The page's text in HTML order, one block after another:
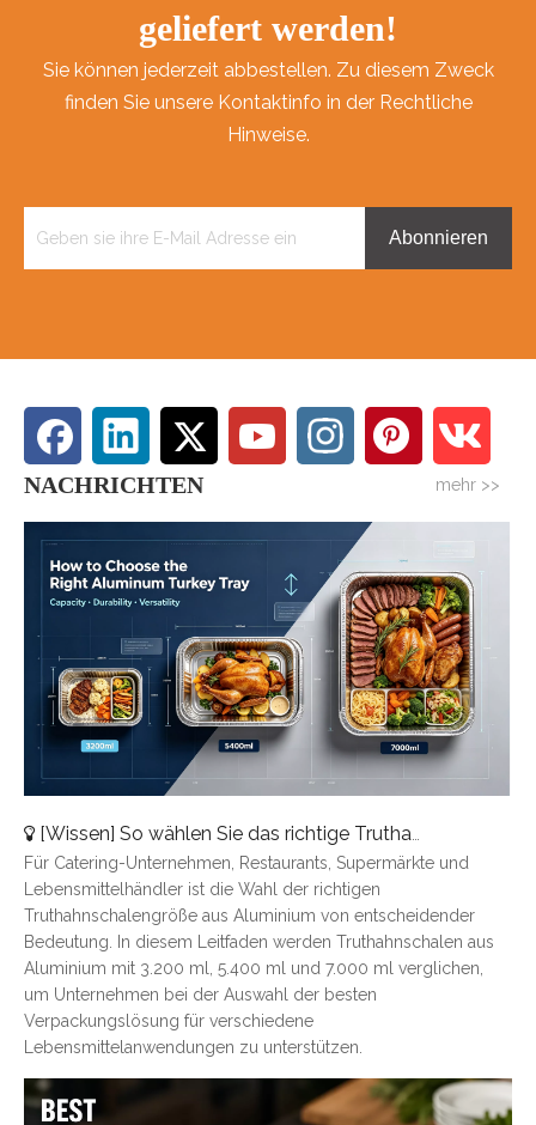
geliefert werden!
Sie können jederzeit abbestellen. Zu diesem Zweck
finden Sie unsere Kontaktinfo in der Rechtliche
Hinweise.
Abonnieren
NACHRICHTEN mehr >>
[Wissen] So wählen Sie das richtige Truthahntablett aus Aluminium aus: Eine vollständige Größenübersicht
Für Catering-Unternehmen, Restaurants, Supermärkte und
Lebensmittelhändler ist die Wahl der richtigen
Truthahnschalengröße aus Aluminium von entscheidender
Bedeutung. In diesem Leitfaden werden Truthahnschalen aus
Aluminium mit 3.200 ml, 5.400 ml und 7.000 ml verglichen,
um Unternehmen bei der Auswahl der besten
Verpackungslösung für verschiedene
Lebensmittelanwendungen zu unterstützen.